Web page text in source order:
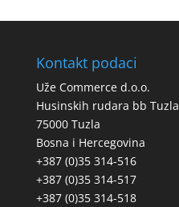
Kontakt podaci
Uže Commerce d.o.o.
Husinskih rudara bb Tuzla
75000 Tuzla
Bosna i Hercegovina
+387 (0)35 314-516
+387 (0)35 314-517
+387 (0)35 314-518